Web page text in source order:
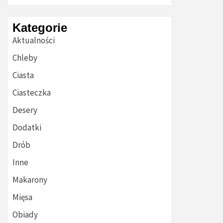
Kategorie
Aktualności
Chleby
Ciasta
Ciasteczka
Desery
Dodatki
Drób
Inne
Makarony
Mięsa
Obiady